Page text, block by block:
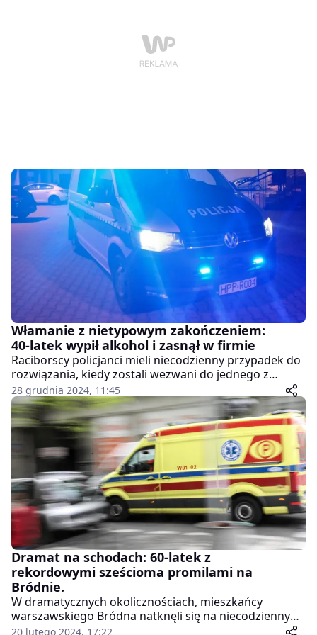
Włamanie z nietypowym zakończeniem:
40-latek wypił alkohol i zasnął w firmie
Raciborscy policjanci mieli niecodzienny przypadek do
rozwiązania, kiedy zostali wezwani do jednego z
przedsiębiorstw na terenie miasta. Zgłoszenie
dotyczyło włamania, które zakończyło się dla
sprawcy… drzemką po spożyciu alkoholu.
28 grudnia 2024, 11:45
Dramat na schodach: 60-latek z
rekordowymi sześcioma promilami na
Bródnie.
W dramatycznych okolicznościach, mieszkańcy
warszawskiego Bródna natknęli się na niecodzienny
widok – kompletnie pijanego mężczyznę, leżącego
20 lutego 2024, 17:22